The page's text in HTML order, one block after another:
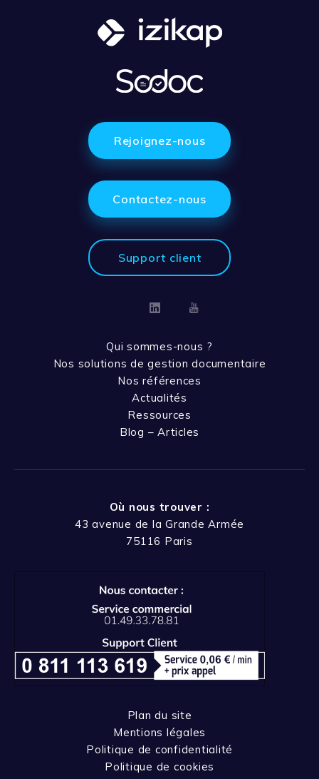
Rejoignez-nous
Contactez-nous
Support client
LinkedinYoutube
Qui sommes-nous ?
Nos solutions de gestion documentaire
Nos références
Actualités
Ressources
Blog – Articles
Où nous trouver :
43 avenue de la Grande Armée
75116 Paris
Plan du site
Mentions légales
Politique de confidentialité
Politique de cookies